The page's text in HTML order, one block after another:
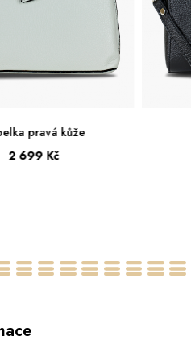
pravá kůže
2 699 Kč